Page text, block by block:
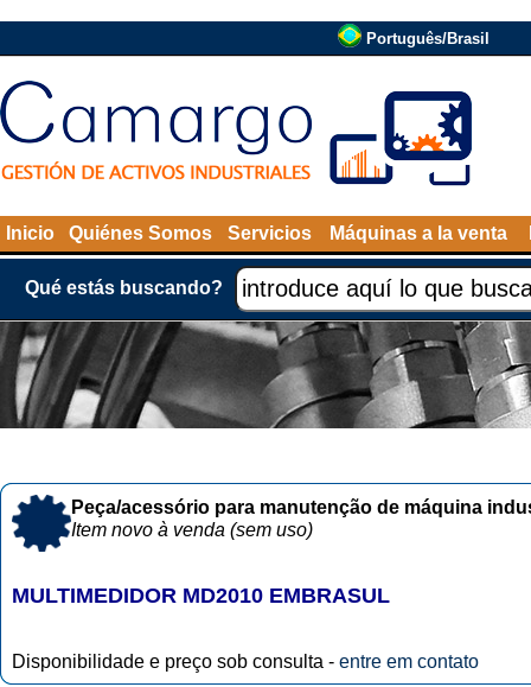
Português/Brasil
Inicio Quiénes Somos Servicios Máquinas a la venta
Qué estás buscando?
Peça/acessório para manutenção de máquina
Item novo à venda (sem uso)
MULTIMEDIDOR MD2010 EMBRASUL
Disponibilidade e preço sob consulta - entre em contato